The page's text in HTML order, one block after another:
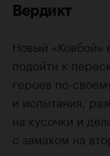
Вердикт
Новый «Ковбой»
подойти к
героев по-
и испытания,
на кусочки и
с замахом на